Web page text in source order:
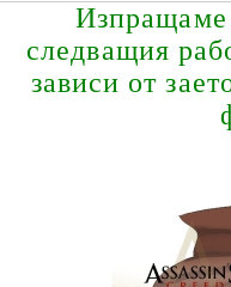
Изпращаме
следващия
зависи от